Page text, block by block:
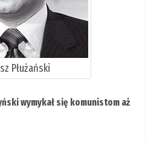
Płużański
wymykał się komunistom aż